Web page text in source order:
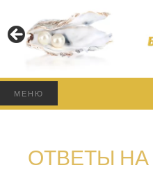
МЕНЮ
ОТВЕТЫ